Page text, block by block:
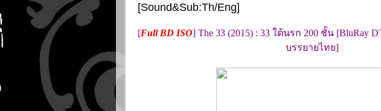
[Sound&Sub:Th/Eng]
[Full BD ISO] The 33 (2015) : 33 ใต้นรก 200 ชั้น [BluRay
บรรยายไทย]